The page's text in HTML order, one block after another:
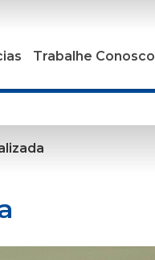
Trabalhe Conosco